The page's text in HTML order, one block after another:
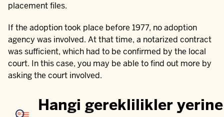
placement files.
If the adoption took place before 1977, no adoption
agency was involved. At that time, a notarized contract
was sufficient, which had to be confirmed by the local
court. In this case, you may be able to find out more by
asking the court involved.
Hangi gereklilikler yerine